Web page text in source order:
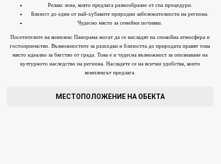
Релакс зона, която предлага разнообразие от спа процедури.
Близост до едни от най-хубавите природни забележителности на региона.
Чудесно място за семейни почивки.
Посетителите на комплекс Панорама могат да се насладят на спокойна атмосфера и
гостоприемство. Възможностите за разходки и близостта до природата правят това
място идеално за бягство от града. Това е и чудесна възможност за опознаване на
културното наследство на региона. Насладете се на всички удобства, които
комплексът предлага.
МЕСТОПОЛОЖЕНИЕ НА ОБЕКТА